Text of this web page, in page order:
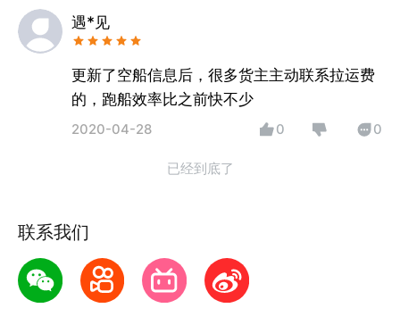
遇*见
更新了空船信息后，很多货主主动联系拉运费
的，跑船效率比之前快不少
2020-04-28 0 0
已经到底了
联系我们